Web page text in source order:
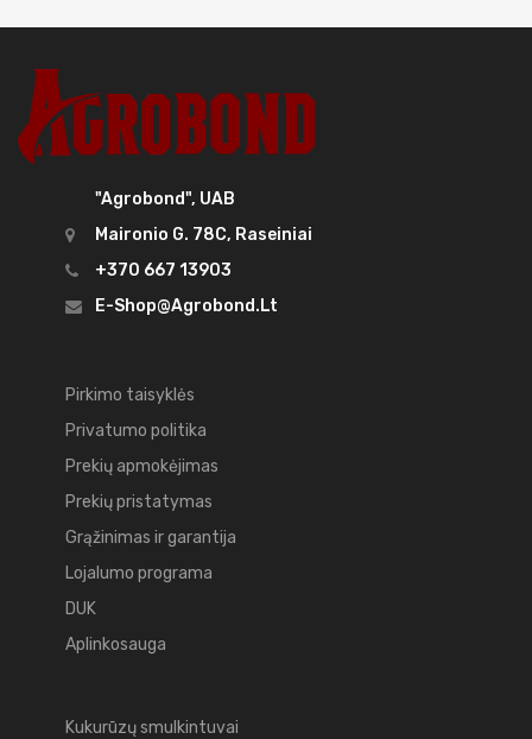
"Agrobond", UAB
Maironio G. 78C, Raseiniai
+370 667 13903
E-Shop@agrobond.lt
Pirkimo taisyklės
Privatumo politika
Prekių apmokėjimas
Prekių pristatymas
Grąžinimas ir garantija
Lojalumo programa
DUK
Aplinkosauga
Kukurūzų smulkintuvai